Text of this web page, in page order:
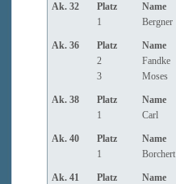
Ak. 32 Platz Name
1
Bergner
Ak. 36 Platz Name
2
Fandke
3
Moses
Ak. 38 Platz Name
1
Carl
Ak. 40 Platz Name
1
Borchert
Ak. 41 Platz Name